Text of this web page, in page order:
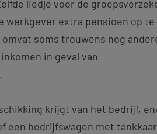
liedje voor de
werkgever extra pensioen op te
soms trouwens nog
in geval van
krijgt van het bedrijf,
een bedrijfswagen met